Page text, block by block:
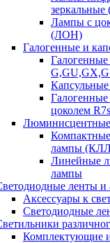
Лампы с
(ЛОН)
Галогенные и
цоколем R7s
лампы
Линейные
лампы
ленты и
Аксессуары к
Светодиодные
Комплектующие